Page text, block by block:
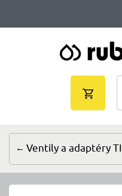
košík je
Ventily a adaptéry TIEMME